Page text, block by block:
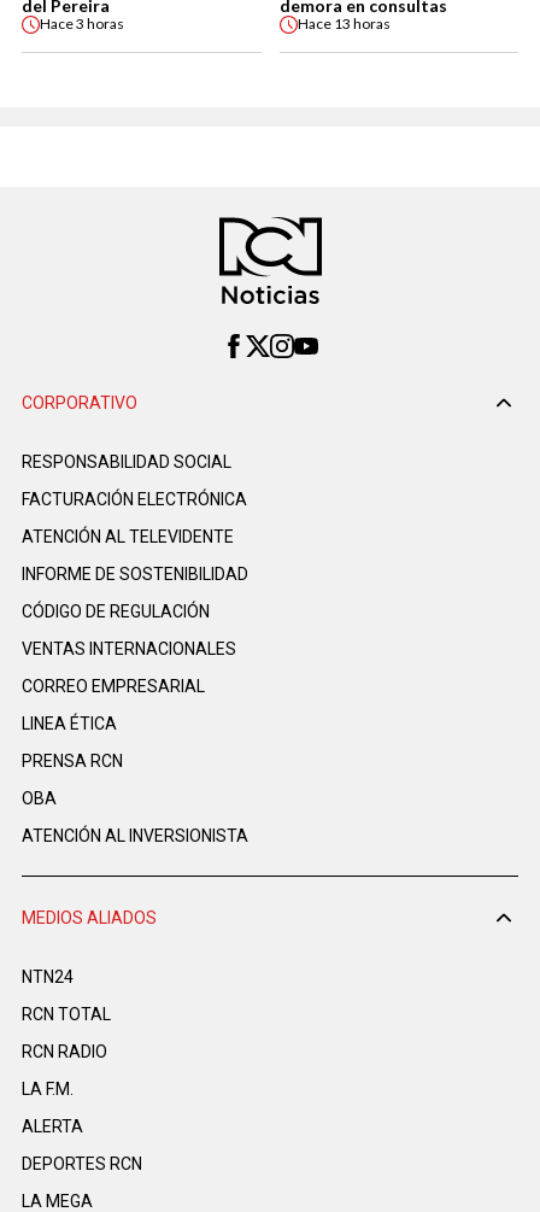
del Pereira
Hace3 horas
demora en consultas
Hace 13 horas
CORPORATIVO
RESPONSABILIDAD SOCIAL
FACTURACIÓN ELECTRÓNICA
ATENCIÓN AL TELEVIDENTE
INFORME DE SOSTENIBILIDAD
CÓDIGO DE REGULACIÓN
VENTAS INTERNACIONALES
CORREO EMPRESARIAL
LINEA ÉTICA
PRENSA RCN
OBA
ATENCIÓN AL INVERSIONISTA
MEDIOS ALIADOS
NTN24
RCN TOTAL
RCN RADIO
LA F.M.
ALERTA
DEPORTES RCN
LA MEGA